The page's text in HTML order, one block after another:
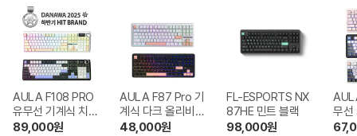
AULA F108 PRO
유무선 기계식 치즈
화이트 한글
89,000원
AULA F87 Pro 기
계식 다크 올리비아
한글
48,000원
FL-ESPORTS NX
87HE 민트 블랙
98,000원
무선
블랙